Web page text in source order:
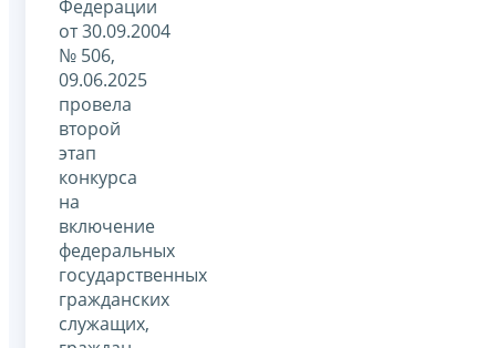
Федерации
от 30.09.2004
№ 506,
09.06.2025
провела
второй
этап
конкурса
на
включение
федеральных
государственных
гражданских
служащих,